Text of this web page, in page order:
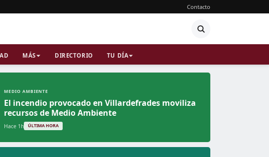
Contacto
MÁS DIRECTORIO TU DÍA
MEDIO AMBIENTE
El incendio provocado en Villardefrades moviliza
recursos de Medio Ambiente
Hace 1h ÚLTIMA HORA